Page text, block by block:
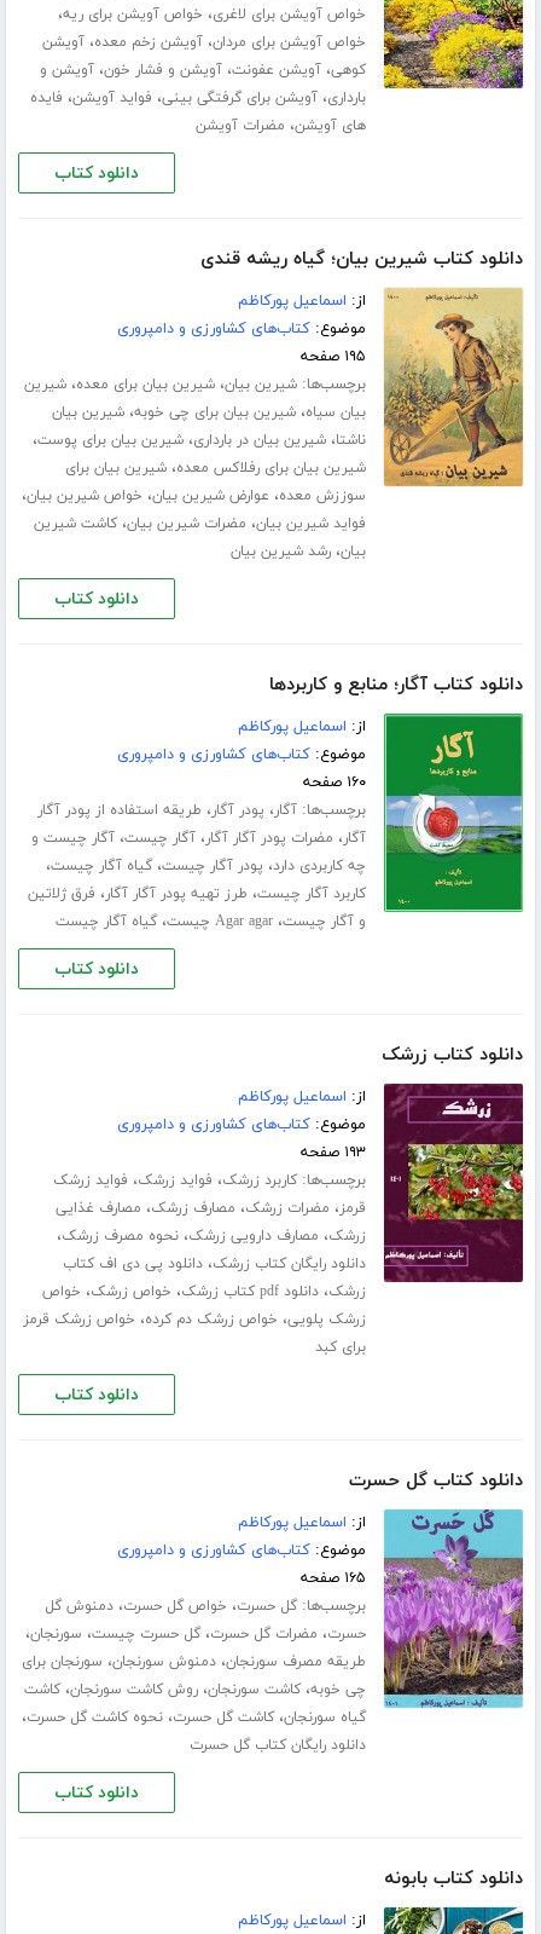
خواص آویشن برای لاغری، خواص آویشن برای ریه،
خواص آویشن برای مردان،آویشن زخم معده،آویشن
کوهی،آویشن عفونت،آویشن و فشار خون،آویشن و
بارداری،آویشن برای گرفتگی بینی، فواید آویشن، فایده
های آویشن، مضرات آویشن
دانلود کتاب
دانلود کتاب شیرین بیان؛ گیاه ریشه قندی
از: اسماعیل پورکاظم
موضوع:کتاب‌های کشاورزی و دامپروری
۱۹۵ صفحه
برچسب‌ها:شیرین بیان،شیرین بیان برای معده،شیرین
بیان سیاه،شیرین بیان برای چی خوبه،شیرین بیان
ناشتا،شیرین بیان در بارداری،شیرین بیان برای پوست،
شیرین بیان برای رفلاکس معده،شیرین بیان برای
سوززش معده، عوارض شیرین بیان، خواص شیرین بیان،
فواید شیرین بیان، مضرات شیرین بیان،کاشت شیرین
بیان،رشد شیرین بیان
دانلود کتاب
دانلود کتاب آگار؛ منابع و کاربردها
از: اسماعیل پورکاظم
موضوع:کتاب‌های کشاورزی و دامپروری
۱۶۰ صفحه
برچسب‌ها:آگار، پودر آگار، طریقه استفاده از پودر آگار
آگار، مضرات پودر آگار آگار،آگار چیست،آگار چیست و
چه کاربردی دارد، پودر آگار چیست،گیاه آگار چیست،
کاربرد آگار چیست، طرز تهیه پودر آگار آگار، فرق ژلاتین
و آگار چیست،Agar agar چیست ،گیاه آگار چیست
دانلود کتاب
دانلود کتاب زرشک
از: اسماعیل پورکاظم
موضوع:کتاب‌های کشاورزی و دامپروری
۱۹۳ صفحه
برچسب‌ها:کاربرد زرشک، فواید زرشک، فواید زرشک
قرمز، مضرات زرشک، مصارف زرشک، مصارف غذایی
زرشک، مصارف دارویی زرشک،نحوه مصرف زرشک،
دانلود رایگان کتاب زرشک،دانلود پی دی اف کتاب
زرشک،دانلود pdf کتاب زرشک ، خواص زرشک، خواص
زرشک پلویی، خواص زرشک دم کرده، خواص زرشک قرمز
برای کبد
دانلود کتاب
دانلود کتاب گل حسرت
از: اسماعیل پورکاظم
موضوع:کتاب‌های کشاورزی و دامپروری
۱۶۵ صفحه
برچسب‌ها:گل حسرت، خواص گل حسرت،دمنوش گل
حسرت، مضرات گل حسرت،گل حسرت چیست، سورنجان،
طریقه مصرف سورنجان،دمنوش سورنجان، سورنجان برای
چی خوبه،کاشت سورنجان،روش کاشت سورنجان،کاشت
گیاه سورنجان،کاشت گل حسرت،نحوه کاشت گل حسرت،
دانلود رایگان کتاب گل حسرت
دانلود کتاب
دانلود کتاب بابونه
از: اسماعیل پورکاظم